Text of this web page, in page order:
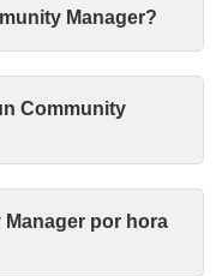
Manager?
Community
por hora